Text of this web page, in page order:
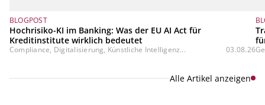
BLOGPOST
Hochrisiko-KI im Banking: Was der EU AI Act für
Kreditinstitute wirklich bedeutet
Compliance, Digitalisierung, Künstliche Intelligenz... 03.08.26
Alle Artikel anzeigen